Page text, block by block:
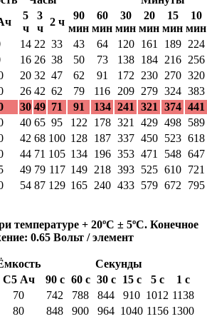
5
ч
3
ч
2 ч
90
мин
60
мин
30
мин
20
мин
15
мин
10
мин
14 22 33 43 64 120 161 189
224
16 26 38 50 73 138 184 216
256
20 32 47 62 91 172 230 270 320
26 42 62 79 116 209 279 324 383
30 49 71 91 134 241 321 374 441
40 65 95 122 178 321 429 498
589
42 68 100 128 187 337 450 523 618
44 71 105 134 196 353 471 548 647
49 79 117 149 218 393 525 610
721
54 87 129 165 240 433 579 672 795
температуре + 20ºC ± 5ºC. Конечное
0.65 Вольт / элемент
Секунды
C5 Ач
90 с 60 с 30 с 15 с 5 с
1 с
70 742 788 844 910 1012 1138
80 848 900 964 1040 1156 1300